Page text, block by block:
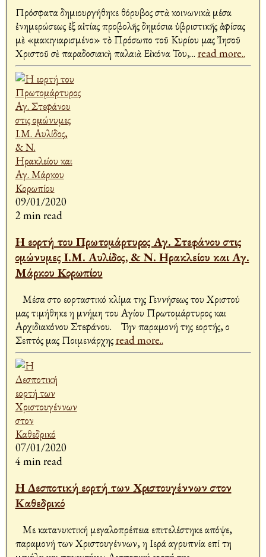
Πρόσφατα δημιουργήθηκε θόρυβος στὰ κοινωνικὰ μέσα
ἐνημερώσεως ἐξ αἰτίας προβολῆς δημόσια ὑβριστικῆς ἀφίσας
μὲ «μακιγιαρισμένο» τὸ Πρόσωπο τοῦ Κυρίου μας Ἰησοῦ
Χριστοῦ σὲ παραδοσιακὴ παλαιὰ Εἰκόνα Του,... read more..
09/01/2020
2 min read
Η εορτή του Πρωτομάρτυρος Αγ. Στεφάνου στις
ομώνυμες Ι.Μ. Αυλίδος, & Ν. Ηρακλείου και Αγ.
Μάρκου Κορωπίου
Μέσα στο εορταστικό κλίμα της Γεννήσεως του Χριστού
μας τιμήθηκε η μνήμη του Αγίου Πρωτομάρτυρος και
Αρχιδιακόνου Στεφάνου. Την παραμονή της εορτής, ο
Σεπτός μας Ποιμενάρχηςread more..
07/01/2020
4 min read
Η Δεσποτική εορτή των Χριστουγέννων στον
Καθεδρικό
Με κατανυκτική μεγαλοπρέπεια επιτελέστηκε απόψε,
παραμονή των Χριστουγέννων, η Ιερά αγρυπνία επί τη